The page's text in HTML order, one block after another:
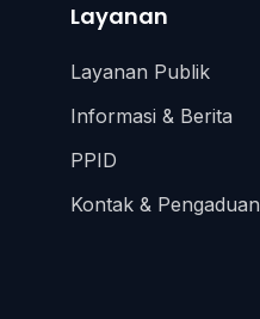
Layanan
Layanan Publik
Informasi & Berita
PPID
Kontak & Pengaduan